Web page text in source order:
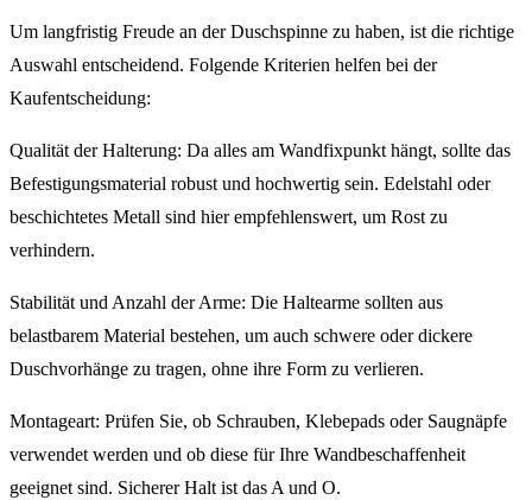
Um langfristig Freude an der Duschspinne zu haben, ist die richtige
Auswahl entscheidend. Folgende Kriterien helfen bei der
Kaufentscheidung:
Qualität der Halterung: Da alles am Wandfixpunkt hängt, sollte das
Befestigungsmaterial robust und hochwertig sein. Edelstahl oder
beschichtetes Metall sind hier empfehlenswert, um Rost zu
verhindern.
Stabilität und Anzahl der Arme: Die Haltearme sollten aus
belastbarem Material bestehen, um auch schwere oder dickere
Duschvorhänge zu tragen, ohne ihre Form zu verlieren.
Montageart: Prüfen Sie, ob Schrauben, Klebepads oder Saugnäpfe
verwendet werden und ob diese für Ihre Wandbeschaffenheit
geeignet sind. Sicherer Halt ist das A und O.